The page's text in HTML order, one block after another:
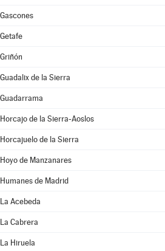
Gascones
Getafe
Griñón
Guadalix de la Sierra
Guadarrama
Horcajo de la Sierra-Aoslos
Horcajuelo de la Sierra
Hoyo de Manzanares
Humanes de Madrid
La Acebeda
La Cabrera
La Hiruela